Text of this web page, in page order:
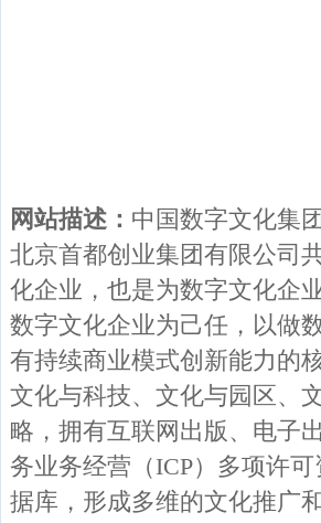
网站描述： 中国数字文化集
北京首都创业集团有限公司
化企业，也是为数字文化企
数字文化企业为己任，以做
有持续商业模式创新能力的
文化与科技、文化与园区、
略，拥有互联网出版、电子
务业务经营（ICP）多项许
据库，形成多维的文化推广